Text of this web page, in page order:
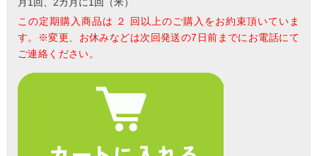
月1回、2カ月に1回（米）
この定期購入商品は ２ 回以上のご購入をお約束頂いていま
す。※変更、お休みなどは次回発送の7日前までにお電話にて
ご連絡ください。